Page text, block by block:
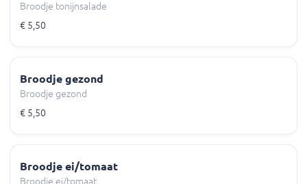
Broodje tonijnsalade
€ 5,50
Broodje gezond
Broodje gezond
€ 5,50
Broodje ei/tomaat
Broodje ei/tomaat